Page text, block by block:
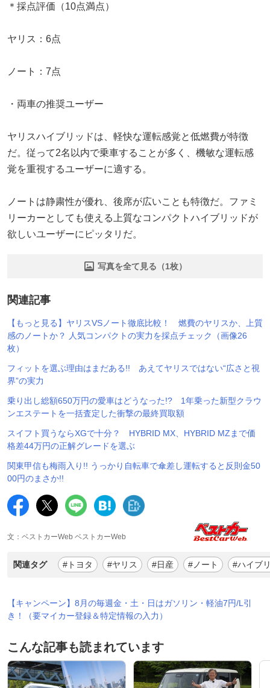
＊採点評価（10点満点）
ヤリス：6点
ノート：7点
・両車の推奨ユーザー
ヤリスハイブリッドは、軽快な運転感覚と低燃費が特徴
だ。従って2名以内で乗車することが多く、機敏な運転感
覚を重視するユーザーに適する。
ノートは静粛性が優れ、後席が広いことも特徴だ。ファミ
リーカーとしても使える上質なコンパクトハイブリッドが
欲しいユーザーにピッタリだ。
写真を全て見る（1枚）
関連記事
【もっと見る】ヤリスVSノート徹底比較！ 燃費のヤリスか、上質
感のノートか？ 人気コンパクトの実力を採点チェック（画像26
枚）
フィットを選ぶ理由はまだある!! あえてヤリスではない“広さと視
界”の実力
乗り出し総額650万円の愛車はどうなった!? 1年乗った新型クラウ
ンエステートを一括査定した衝撃の最終買取額
スイフト買うならXGで十分？ HYBRID MX、HYBRID MZまで価
格差44万円の正解グレードを選ぶ
関東甲信も梅雨入り!! うっかり自転車で傘差し運転すると反則金50
00円のまさか!!
文：ベストカーWeb ベストカーWeb
関連タグ #トヨタ #ヤリス #日産 #ノート #ハイブ
【キャンペーン】8月の毎週金・土・日はガソリン・軽油7円/L引
き！（要マイカー登録＆特定情報の入力）
こんな記事も読まれています